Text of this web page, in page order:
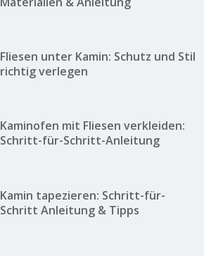
Fliesen unter Kamin: Schutz und Stil
richtig verlegen
Kaminofen mit Fliesen verkleiden:
Schritt-für-Schritt-Anleitung
Kamin tapezieren: Schritt-für-
Schritt Anleitung & Tipps